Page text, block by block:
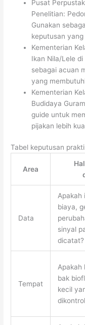
Pusat
Penelitian:
Gunakan
keputusan
Kementerian
Ikan Nila/Lele
sebagai acuan
yang
Kementerian
Budidaya
guide untuk
pijakan lebih
Tabel keputusan
Area
Data
Apakah
biaya,
sinyal
dicatat?
Tempat
Apakah
bak
kecil